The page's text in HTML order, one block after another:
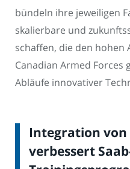
bündeln ihre jeweiligen
skalierbare und
schaffen, die den
Canadian Armed Forces
Abläufe innovativer
Integration von
verbessert